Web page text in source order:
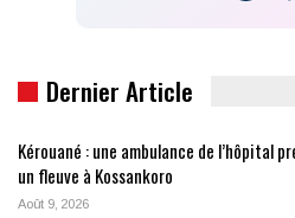
Dernier Article
Kérouané : une ambulance de l’hôpital
un fleuve à Kossankoro
Août 9, 2026